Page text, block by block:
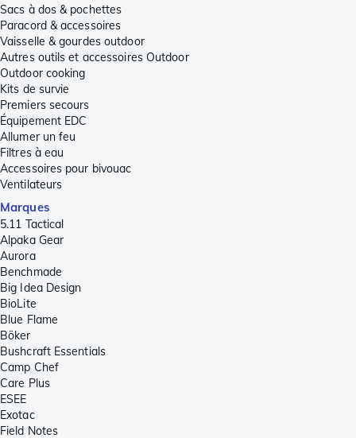
Sacs à dos & pochettes
Paracord & accessoires
Vaisselle & gourdes outdoor
Autres outils et accessoires Outdoor
Outdoor cooking
Kits de survie
Premiers secours
Équipement EDC
Allumer un feu
Filtres à eau
Accessoires pour bivouac
Ventilateurs
Marques
5.11 Tactical
Alpaka Gear
Aurora
Benchmade
Big Idea Design
BioLite
Blue Flame
Böker
Bushcraft Essentials
Camp Chef
Care Plus
ESEE
Exotac
Field Notes